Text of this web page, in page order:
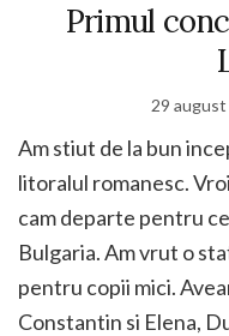
Primul
29
Am stiut de la bun
litoralul romanesc.
cam departe pentru
Bulgaria. Am vrut o
pentru copii mici.
Constantin si Elena,